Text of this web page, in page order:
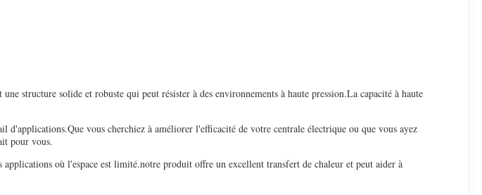
structure solide et robuste qui peut résister à des environnements à haute pression.La capacité à haute
d'applications.Que vous cherchiez à améliorer l'efficacité de votre centrale électrique ou que vous ayez
pour vous.
où l'espace est limité.notre produit offre un excellent transfert de chaleur et peut aider à